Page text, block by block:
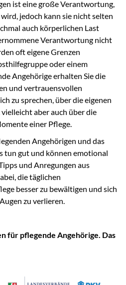
ist eine große Verantwortung,
jedoch kann sie nicht selten
auch körperlichen Last
Verantwortung nicht
oft eigene Grenzen
oder einem
Angehörige erhalten Sie die
und vertrauensvollen
zu sprechen, über die eigenen
aber auch über die
einer Pflege.
Angehörigen und das
tun gut und können emotional
und Anregungen aus
die täglichen
besser zu bewältigen und sich
zu verlieren.
für pflegende Angehörige. Das